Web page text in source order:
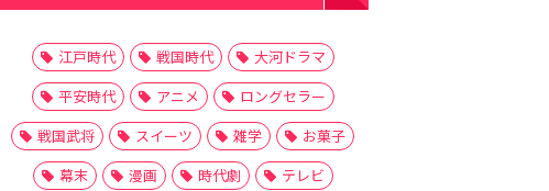
江戸時代 戦国時代
大河ドラマ
平安時代
アニメ
ロングセラー
戦国武将
スイーツ 雑学
お菓子
幕末
漫画 時代劇
テレビ